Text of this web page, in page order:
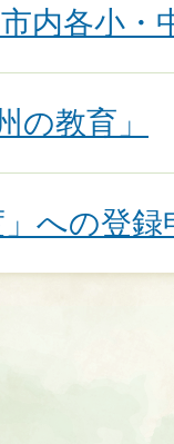
内各小・
の教育」
」への登